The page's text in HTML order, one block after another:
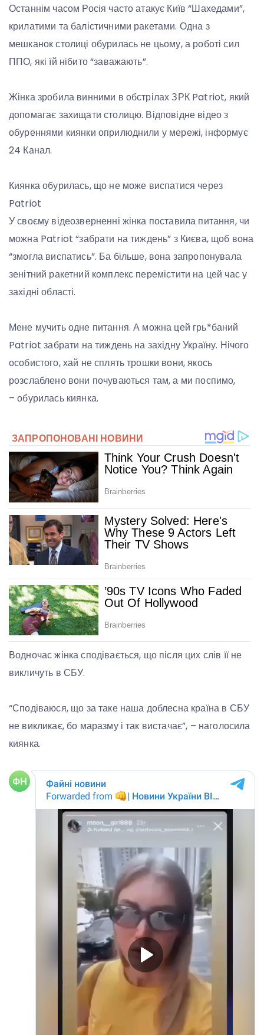
Останнім часом Росія часто атакує Київ “Шахедами”,
крилатими та балістичними ракетами. Одна з
мешканок столиці обурилась не цьому, а роботі сил
ППО, які їй нібито “заважають”.
Жінка зробила винними в обстрілах ЗРК Patriot, який
допомагає захищати столицю. Відповідне відео з
обуреннями киянки оприлюднили у мережі, інформує
24 Канал.
Киянка обурилась, що не може виспатися через
Patriot
У своєму відеозверненні жінка поставила питання, чи
можна Patriot “забрати на тиждень” з Києва, щоб вона
“змогла виспатись”. Ба більше, вона запропонувала
зенітний ракетний комплекс перемістити на цей час у
західні області.
Мене мучить одне питання. А можна цей грь*баний
Patriot забрати на тиждень на західну Україну. Нічого
особистого, хай не сплять трошки вони, якось
розслаблено вони почуваються там, а ми поспимо,
– обурилась киянка.
Водночас жінка сподівається, що після цих слів її не
викличуть в СБУ.
“Сподіваюся, що за таке наша доблесна країна в СБУ
не викликає, бо маразму і так вистачає”, – наголосила
киянка.